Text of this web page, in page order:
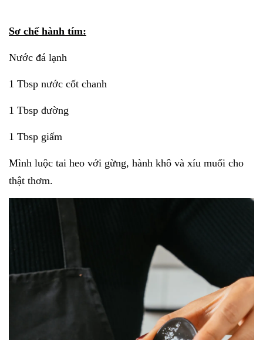
Sơ chế hành tím:
Nước đá lạnh
1 Tbsp nước cốt chanh
1 Tbsp đường
1 Tbsp giấm
Mình luộc tai heo với gừng, hành khô và xíu muối cho
thật thơm.